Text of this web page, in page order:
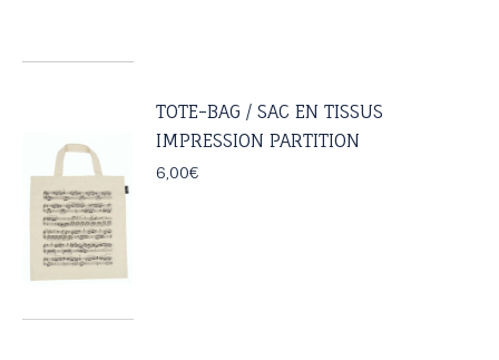
TOTE-BAG / SAC EN TISSUS
IMPRESSION PARTITION
6,00€